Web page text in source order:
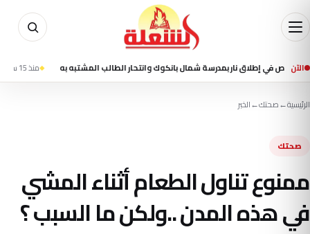
الآن منذ 15 ساعة مقتل شخصين وإصابة 13 في
الرئيسية←صحتك←الخبر
صحتك
ممنوع تناول الطعام أثناء المشي
في هذه المدن ..ولكن ما السبب ؟